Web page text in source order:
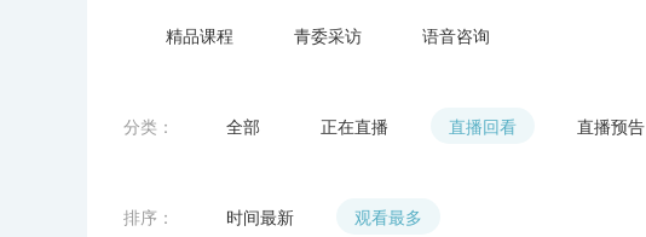
精品课程 青委采访 语音咨询
分类： 全部 正在直播 直播回看 直播预告
排序： 时间最新 观看最多